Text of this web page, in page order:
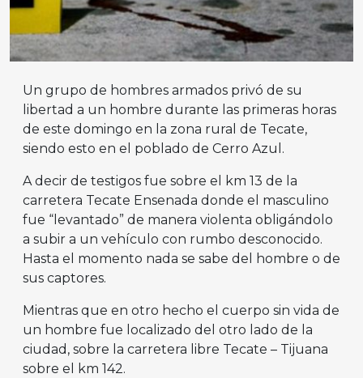
Un grupo de hombres armados privó de su
libertad a un hombre durante las primeras horas
de este domingo en la zona rural de Tecate,
siendo esto en el poblado de Cerro Azul.
A decir de testigos fue sobre el km 13 de la
carretera Tecate Ensenada donde el masculino
fue “levantado” de manera violenta obligándolo
a subir a un vehículo con rumbo desconocido.
Hasta el momento nada se sabe del hombre o de
sus captores.
Mientras que en otro hecho el cuerpo sin vida de
un hombre fue localizado del otro lado de la
ciudad, sobre la carretera libre Tecate – Tijuana
sobre el km 142.